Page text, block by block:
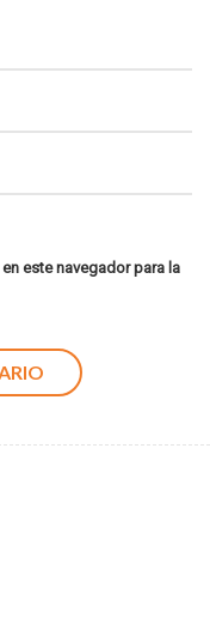
este navegador para la